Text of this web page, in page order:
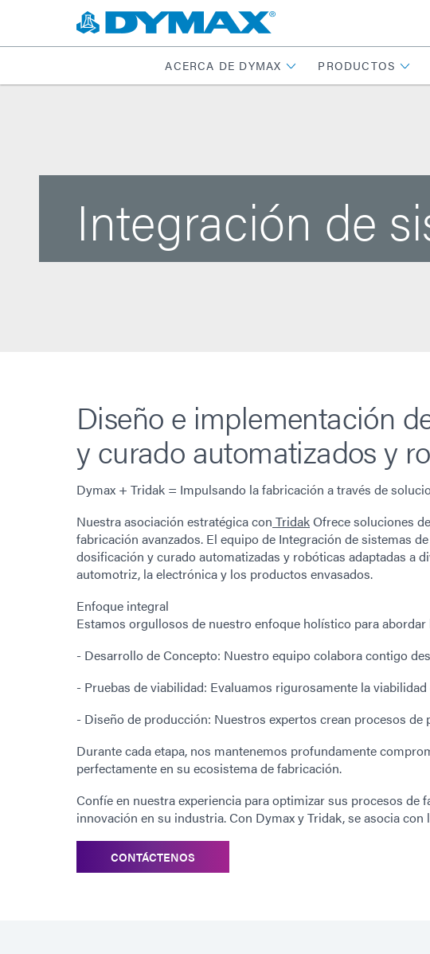
ACERCA DE DYMAX PRODUCTOS
Integración de
Diseño e implementación
y curado automatizados y
Dymax + Tridak = Impulsando la fabricación a través de
Nuestra asociación estratégica con TridakOfrece soluciones
fabricación avanzados. El equipo de Integración de sistemas
dosificación y curado automatizadas y robóticas adaptadas a
automotriz, la electrónica y los productos envasados.
Enfoque integral
Estamos orgullosos de nuestro enfoque holístico para
- Desarrollo de Concepto: Nuestro equipo colabora contigo
- Pruebas de viabilidad: Evaluamos rigurosamente la
- Diseño de producción: Nuestros expertos crean procesos de
Durante cada etapa, nos mantenemos profundamente
perfectamente en su ecosistema de fabricación.
Confíe en nuestra experiencia para optimizar sus procesos
innovación en su industria. Con Dymax y Tridak, se asocia
CONTÁCTENOS